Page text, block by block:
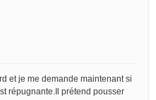
et je me demande maintenant si
répugnante.Il prétend pousser